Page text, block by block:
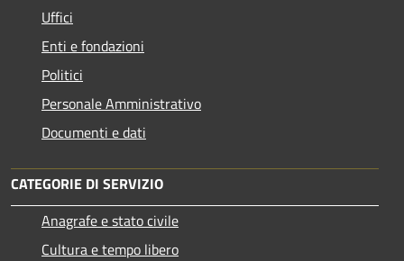
Uffici
Enti e fondazioni
Politici
Personale Amministrativo
Documenti e dati
CATEGORIE DI SERVIZIO
Anagrafe e stato civile
Cultura e tempo libero